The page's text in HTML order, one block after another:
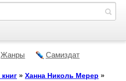
Жанры Самиздат
» Ханна Николь Мерер »